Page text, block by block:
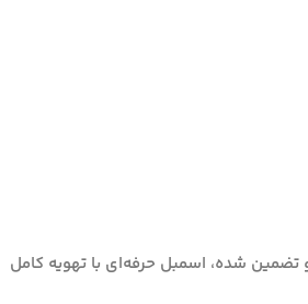
تضمین شده، اسمبل حرفه‌ای با تهویه کامل